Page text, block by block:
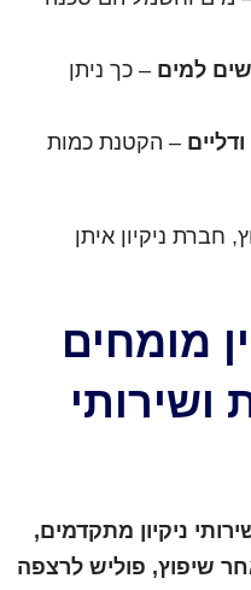
למים – כך ניתן
– הקטנת כמות
מומחים
ניקיון מתקדמים,
שיפוץ, פוליש לרצפה